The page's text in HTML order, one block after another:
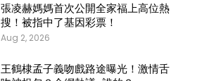
張凌赫媽媽首次公開全家福上高位熱
搜！被指中了基因彩票！
Aug 2, 2026
王鶴棣孟子義吻戲路途曝光！激情舌